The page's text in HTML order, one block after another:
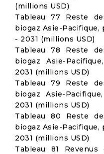
(millions USD)
Tableau 77 Reste
biogaz Asie-
- 2031 (millions USD)
Tableau 78 Reste
biogaz Asie-
2031 (millions USD)
Tableau 79 Reste
biogaz Asie-
2031 (millions USD)
Tableau 80 Reste
biogaz Asie-
2031 (millions USD)
Tableau 81